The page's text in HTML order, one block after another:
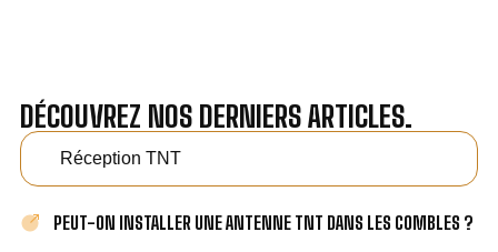
DÉCOUVREZ NOS DERNIERS ARTICLES.
Réception TNT
PEUT-ON INSTALLER UNE ANTENNE TNT DANS LES COMBLES ?